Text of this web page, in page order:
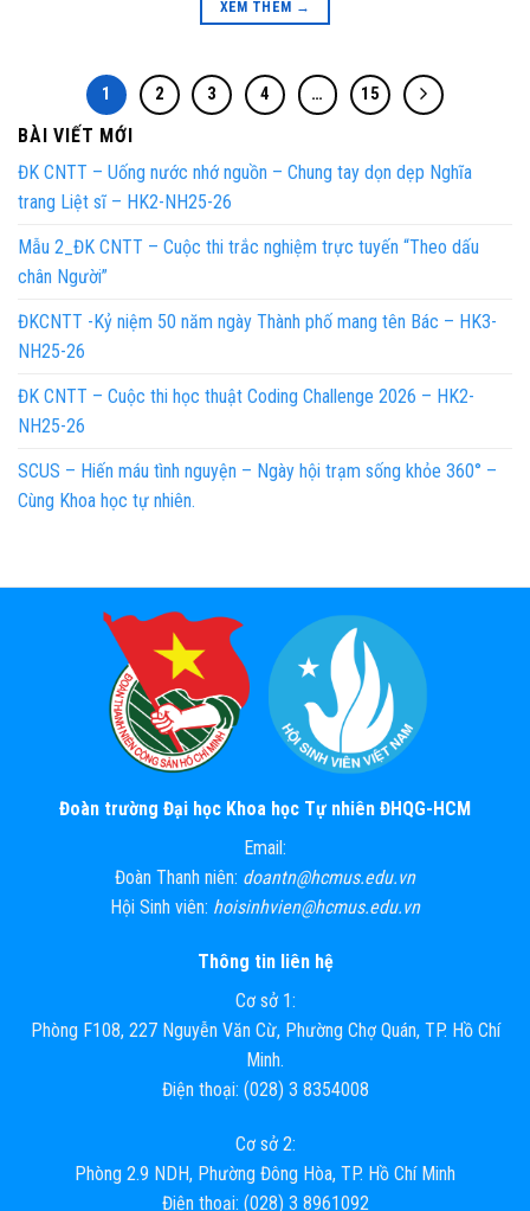
XEM THÊM →
1 2 3 4 … 15
BÀI VIẾT MỚI
ĐK CNTT – Uống nước nhớ nguồn – Chung tay dọn dẹp Nghĩa
trang Liệt sĩ – HK2-NH25-26
Mẫu 2_ĐK CNTT – Cuộc thi trắc nghiệm trực tuyến “Theo dấu
chân Người”
ĐKCNTT -Kỷ niệm 50 năm ngày Thành phố mang tên Bác – HK3-
NH25-26
ĐK CNTT – Cuộc thi học thuật Coding Challenge 2026 – HK2-
NH25-26
SCUS – Hiến máu tình nguyện – Ngày hội trạm sống khỏe 360° –
Cùng Khoa học tự nhiên.
Đoàn trường Đại học Khoa học Tự nhiên ĐHQG-HCM
Email:
Đoàn Thanh niên: doantn@hcmus.edu.vn
Hội Sinh viên: hoisinhvien@hcmus.edu.vn
Thông tin liên hệ
Cơ sở 1:
Phòng F108, 227 Nguyễn Văn Cừ, Phường Chợ Quán, TP. Hồ Chí
Minh.
Điện thoại: (028) 3 8354008
Cơ sở 2:
Phòng 2.9 NDH, Phường Đông Hòa, TP. Hồ Chí Minh
Điện thoại: (028) 3 8961092